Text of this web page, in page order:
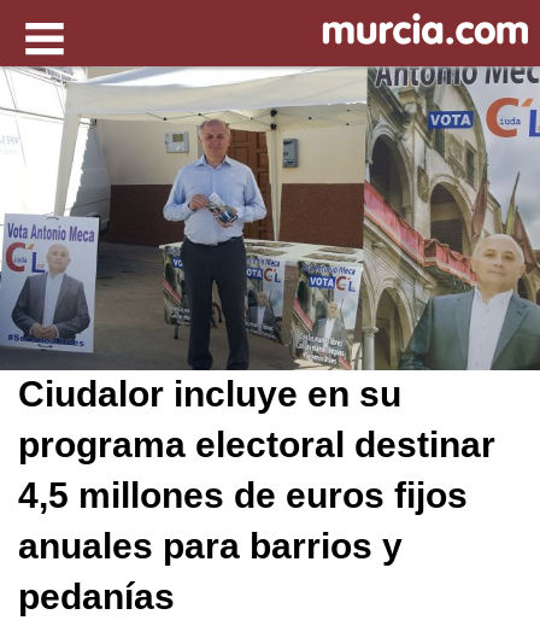
Ciudalor incluye en su
programa electoral destinar
4,5 millones de euros fijos
anuales para barrios y
pedanías